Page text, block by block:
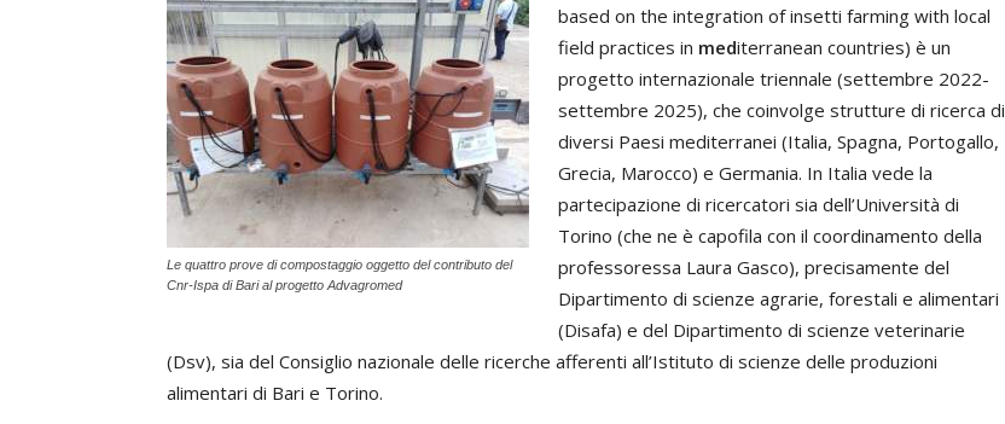
Le quattro prove di compostaggio oggetto del contributo del
Cnr-Ispa di Bari al progetto Advagromed
based on the integration of insetti farming with local
field practices in mediterranean countries) è un
progetto internazionale triennale (settembre 2022-
settembre 2025), che coinvolge strutture di ricerca di
diversi Paesi mediterranei (Italia, Spagna, Portogallo,
Grecia, Marocco) e Germania. In Italia vede la
partecipazione di ricercatori sia dell’Università di
Torino (che ne è capofila con il coordinamento della
professoressa Laura Gasco), precisamente del
Dipartimento di scienze agrarie, forestali e alimentari
(Disafa) e del Dipartimento di scienze veterinarie
(Dsv), sia del Consiglio nazionale delle ricerche afferenti all’Istituto di scienze delle produzioni
alimentari di Bari e Torino.